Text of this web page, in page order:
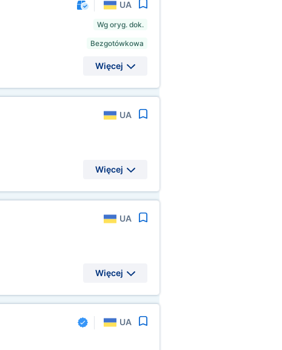
UA
Wg oryg. dok.
Bezgotówkowa
Więcej
UA
Więcej
UA
Więcej
UA